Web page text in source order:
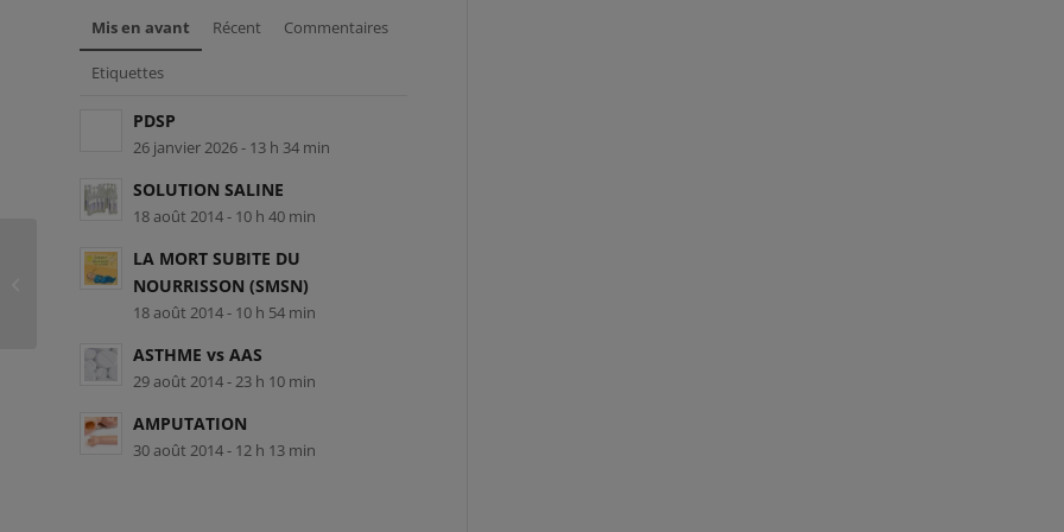
Mis en avant Récent Commentaires
Etiquettes
PDSP
26 janvier 2026 - 13 h 34 min
SOLUTION SALINE
18 août 2014 - 10 h 40 min
LA MORT SUBITE DU
NOURRISSON (SMSN)
18 août 2014 - 10 h 54 min
ASTHME vs AAS
29 août 2014 - 23 h 10 min
AMPUTATION
30 août 2014 - 12 h 13 min
SMG-L-100673 – Éva Zborai Lalonde